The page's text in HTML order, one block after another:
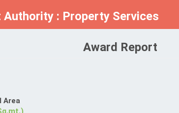
Authority : Property Services
Award Report
Area